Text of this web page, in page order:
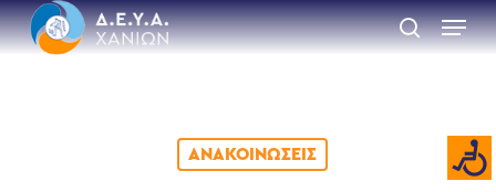
Skip
to
main
search
Menu
ΑΝΑΚΟΙΝΏΣΕΙΣ